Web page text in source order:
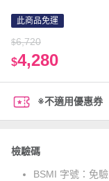
此商品免運
$6,720
$4,280
※不適用優惠券
檢驗碼
BSMI 字號： 免驗